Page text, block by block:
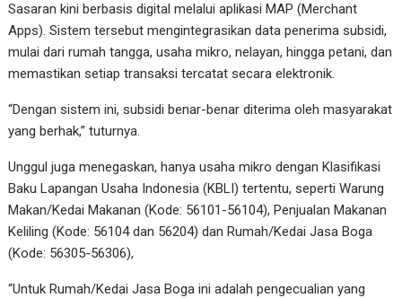
Sasaran kini berbasis digital melalui aplikasi MAP (Merchant
Apps). Sistem tersebut mengintegrasikan data penerima subsidi,
mulai dari rumah tangga, usaha mikro, nelayan, hingga petani, dan
memastikan setiap transaksi tercatat secara elektronik.
“Dengan sistem ini, subsidi benar-benar diterima oleh masyarakat
yang berhak,” tuturnya.
Unggul juga menegaskan, hanya usaha mikro dengan Klasifikasi
Baku Lapangan Usaha Indonesia (KBLI) tertentu, seperti Warung
Makan/Kedai Makanan (Kode: 56101-56104), Penjualan Makanan
Keliling (Kode: 56104 dan 56204) dan Rumah/Kedai Jasa Boga
(Kode: 56305-56306),
“Untuk Rumah/Kedai Jasa Boga ini adalah pengecualian yang